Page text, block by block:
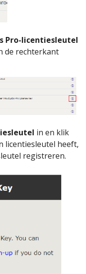
Pro-licentiesleutel
de rechterkant
in en klik
licentiesleutel heeft,
registreren.